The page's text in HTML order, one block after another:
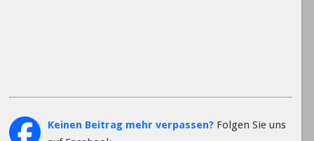
Keinen Beitrag mehr verpassen?Folgen Sie uns